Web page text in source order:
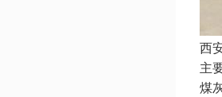
西
主
煤